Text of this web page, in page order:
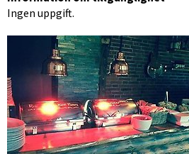
Ingen uppgift.